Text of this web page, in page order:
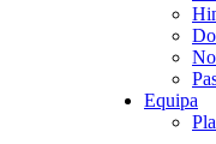
Equipa